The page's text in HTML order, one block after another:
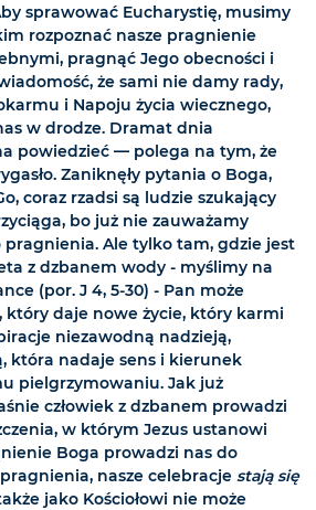
sprawować Eucharystię, musimy
rozpoznać nasze pragnienie
pragnąć Jego obecności i
że sami nie damy rady,
i Napoju życia wiecznego,
w drodze. Dramat dnia
powiedzieć — polega na tym, że
Zaniknęły pytania o Boga,
coraz rzadsi są ludzie szukający
bo już nie zauważamy
pragnienia. Ale tylko tam, gdzie jest
z dzbanem wody - myślimy na
(por. J 4, 5-30) - Pan może
który daje nowe życie, który karmi
niezawodną nadzieją,
która nadaje sens i kierunek
pielgrzymowaniu. Jak już
człowiek z dzbanem prowadzi
w którym Jezus ustanowi
Boga prowadzi nas do
nasze celebracje stają się
jako Kościołowi nie może